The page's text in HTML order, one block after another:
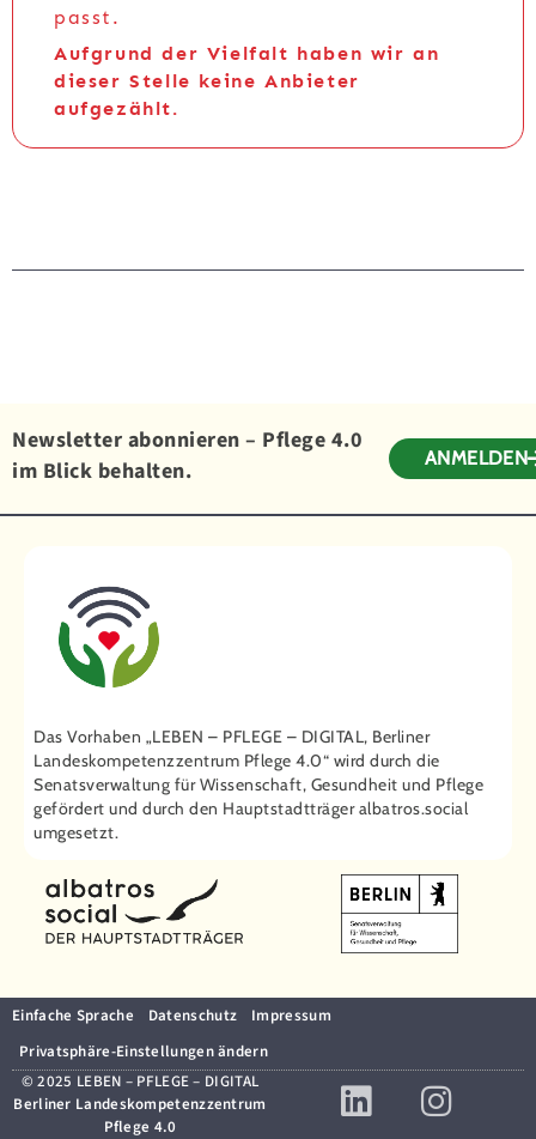
passt.
Aufgrund der Vielfalt haben wir an
dieser Stelle keine Anbieter
aufgezählt.
Newsletter abonnieren – Pflege 4.0
im Blick behalten.
ANMELDEN
Das Vorhaben „LEBEN – PFLEGE – DIGITAL, Berliner
Landeskompetenzzentrum Pflege 4.0“ wird durch die
Senatsverwaltung für Wissenschaft, Gesundheit und Pflege
gefördert und durch den Hauptstadtträger ­albatros.social
umgesetzt.
Einfache Sprache Datenschutz
Impressum
Privatsphäre-Einstellungen ändern
© 2025 LEBEN – PFLEGE – DIGITAL
Berliner Landeskompetenzzentrum
Pflege 4.0